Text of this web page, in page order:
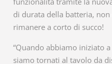
di durata della batteria,
rimanere a corto di succo!
“Quando abbiamo iniziato
siamo tornati al tavolo da